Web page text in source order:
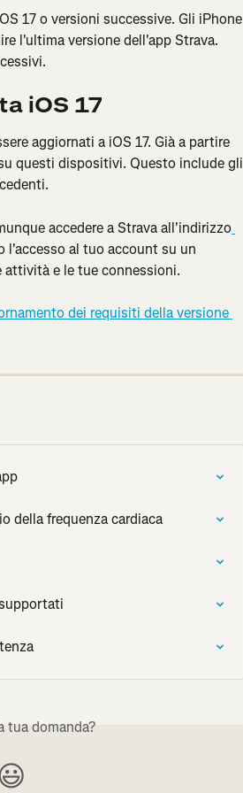
17 o versioni successive. Gli iPhone
l'ultima versione dell'app Strava.
iOS 17
aggiornati a iOS 17. Già a partire
questi dispositivi. Questo include gli
accedere a Strava all'indirizzo
l'accesso al tuo account su un
e le tue connessioni.
dei requisiti della versione
della frequenza cardiaca
tua domanda?